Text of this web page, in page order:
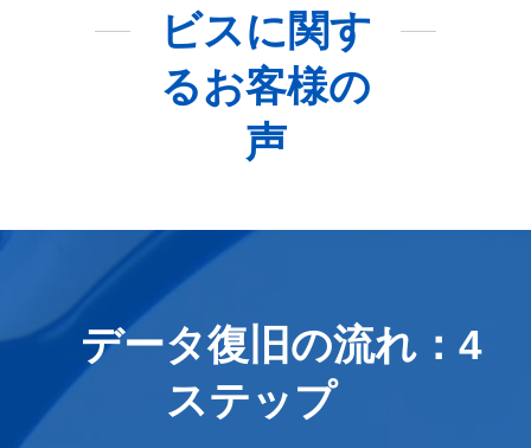
ビスに関す
るお客様の
声
データ復旧の流れ：4
ステップ